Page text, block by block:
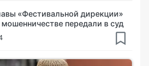
«Фестивальной дирекции»
передали в суд